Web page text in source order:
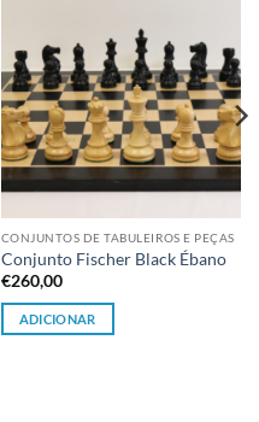
CONJUNTOS DE TABULEIROS E PEÇAS
Conjunto Fischer Black Ébano
€260,00
ADICIONAR